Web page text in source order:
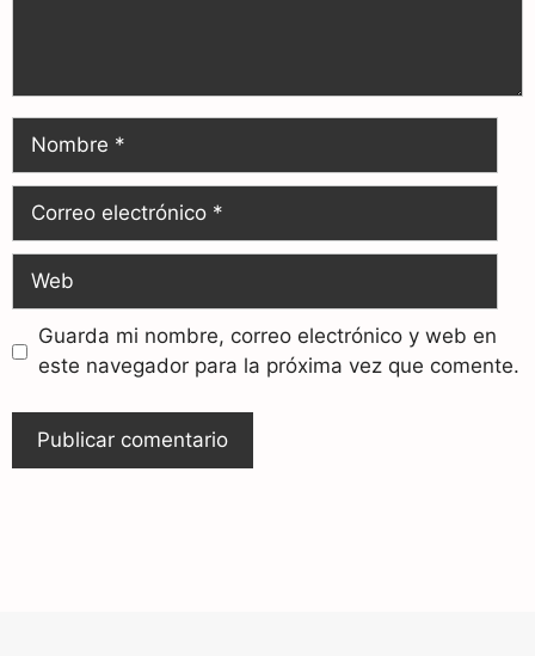
Guarda mi nombre, correo electrónico y web en
este navegador para la próxima vez que comente.